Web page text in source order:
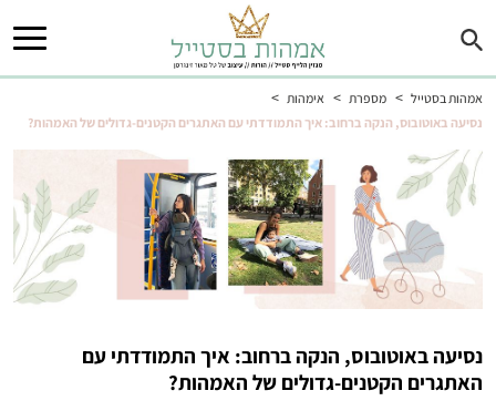
אמהות בסטייל > מספרת > אימהות >
נסיעה באוטובוס, הנקה ברחוב: איך התמודדתי עם האתגרים הקטנים-גדולים של האמהות?
נסיעה באוטובוס, הנקה ברחוב: איך התמודדתי עם
האתגרים הקטנים-גדולים של האמהות?